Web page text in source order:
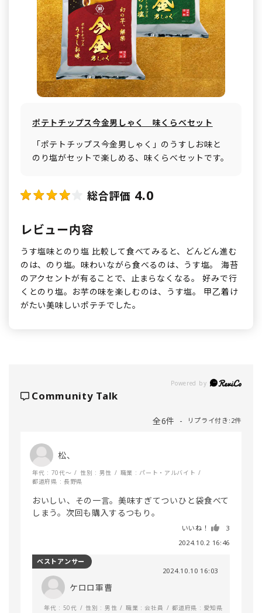
ポテトチップス今金男しゃく 味くらべセット
「ポテトチップス今金男しゃく」のうすしお味と
のり塩がセットで楽しめる、味くらべセットです。
総合評価 4.0
レビュー内容
うす塩味とのり塩 比較して食べてみると、どんどん進む
のは、のり塩。味わいながら食べるのは、うす塩。 海苔
のアクセントが有ることで、止まらなくなる。 好みで行
くとのり塩。お芋の味を楽しむのは、うす塩。 甲乙着け
がたい美味しいポテチでした。
Powered by
Community Talk
全6件 リプライ付き:2件
松、
年代 : 70代～ 性別 : 男性
職業 : パート・アルバイト
都道府県 : 長野県
おいしい、その一言。美味すぎてついひと袋食べて
しまう。次回も購入するつもり。
いいね！
3
2024.10.2 16:46
2024.10.10 16:03
ケロロ軍曹
年代 : 50代 性別 : 男性 職業 : 会社員 都道府県 : 愛知県
ベストアンサー